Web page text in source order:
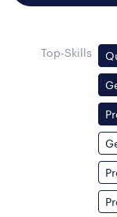
Top-Skills